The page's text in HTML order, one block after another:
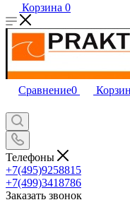
Корзина 0
Сравнение0
Телефоны
+7(495)9258815
+7(499)3418786
Заказать звонок